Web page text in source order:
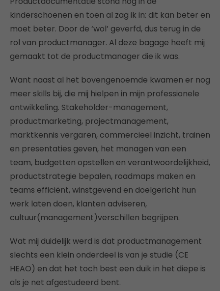
kinderschoenen en toen al zag ik in: dit kan beter en
moet beter. Door de ‘wol’ geverfd, dus terug in de
rol van productmanager. Al deze bagage heeft mij
gemaakt tot de productmanager die ik was.
Want naast al het bovengenoemde kwamen er nog
meer skills bij, die mij hielpen in mijn professionele
ontwikkeling. Stakeholder-management,
productmarketing, projectmanagement,
marktkennis vergaren, commercieel inzicht, trainen
en presentaties geven, het managen van een
team, budgetten opstellen en verantwoordelijkheid,
productstrategie bepalen, roadmaps maken en
teams efficiënt, winstgevend en doelgericht hun
werk laten doen, klanten adviseren,
cultuur(management)verschillen begrijpen.
Wat mij duidelijk werd is dat productmanagement
slechts een klein onderdeel is van je studie (CE
HEAO) en dat het toch best een duik in het diepe is
als je net afgestudeerd bent.